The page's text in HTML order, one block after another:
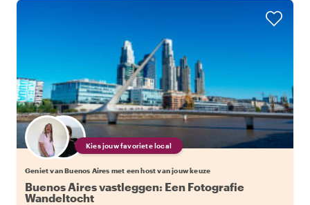
Kies jouw favoriete local
Geniet van Buenos Aires met een host van jouw keuze
Buenos Aires vastleggen: Een Fotografie
Wandeltocht